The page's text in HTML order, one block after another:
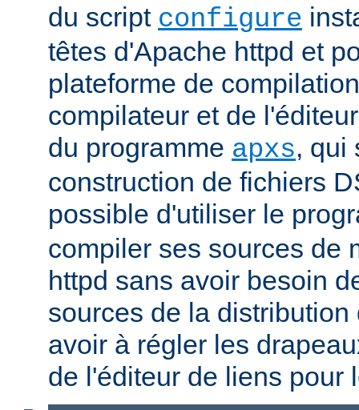
du script configure
têtes d'Apache httpd et
plateforme de
compilateur et de
du programme apxs, qui
construction de fichiers
possible d'utiliser le
compiler ses sources de
httpd sans avoir besoin
sources de la
avoir à régler les
de l'éditeur de liens pour